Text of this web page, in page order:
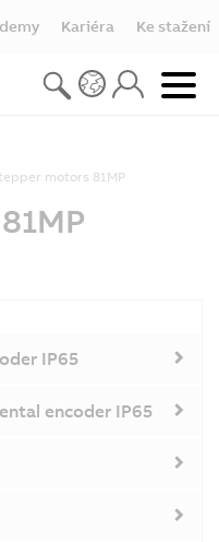
Kariéra Ke stažení
motors 81MP
IP65
encoder IP65